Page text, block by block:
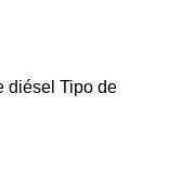
diésel Tipo de